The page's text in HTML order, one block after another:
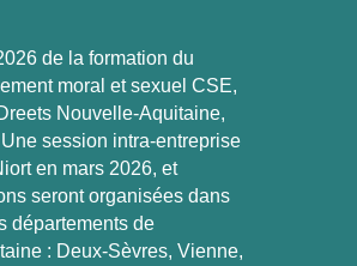
de la formation du
moral et sexuel CSE,
Nouvelle‑Aquitaine,
session intra-entreprise
en mars 2026, et
seront organisées dans
départements de
: Deux‑Sèvres, Vienne,